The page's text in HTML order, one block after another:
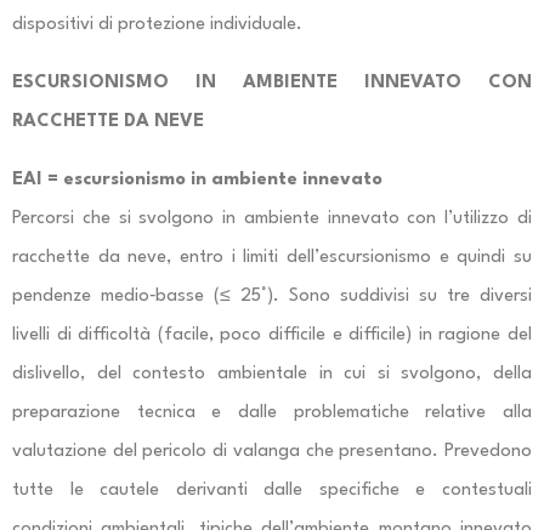
dispositivi di protezione individuale.
ESCURSIONISMO IN AMBIENTE INNEVATO CON
RACCHETTE DA NEVE
EAI = escursionismo in ambiente innevato
Percorsi che si svolgono in ambiente innevato con l’utilizzo di
racchette da neve, entro i limiti dell’escursionismo e quindi su
pendenze medio‐basse (≤ 25°). Sono suddivisi su tre diversi
livelli di difficoltà (facile, poco difficile e difficile) in ragione del
dislivello, del contesto ambientale in cui si svolgono, della
preparazione tecnica e dalle problematiche relative alla
valutazione del pericolo di valanga che presentano. Prevedono
tutte le cautele derivanti dalle specifiche e contestuali